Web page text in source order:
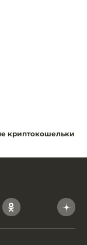
криптокошельки